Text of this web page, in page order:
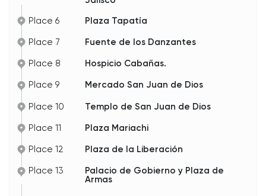
Place 6
Plaza Tapatía
Place 7 Fuente de los Danzantes
Place 8 Hospicio Cabañas.
Place 9 Mercado San Juan de Dios
Place 10 Templo de San Juan de Dios
Place 11 Plaza Mariachi
Place 12 Plaza de la Liberación
Place 13
Palacio de Gobierno y Plaza de
Armas